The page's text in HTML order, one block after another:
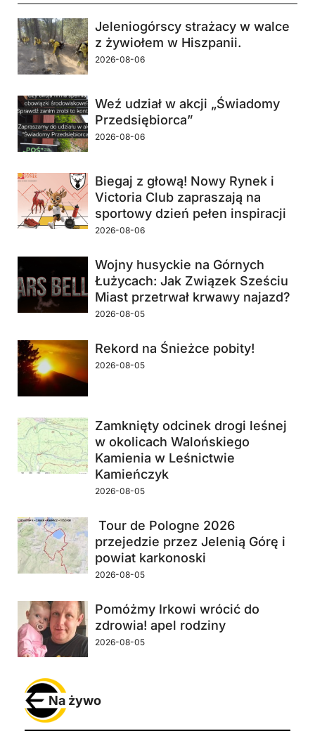
Jeleniogórscy strażacy w walce
z żywiołem w Hiszpanii.
2026-08-06
Weź udział w akcji „Świadomy
Przedsiębiorca”
2026-08-06
Biegaj z głową! Nowy Rynek i
Victoria Club zapraszają na
sportowy dzień pełen inspiracji
2026-08-06
Wojny husyckie na Górnych
Łużycach: Jak Związek Sześciu
Miast przetrwał krwawy najazd?
2026-08-05
Rekord na Śnieżce pobity!
2026-08-05
Zamknięty odcinek drogi leśnej
w okolicach Walońskiego
Kamienia w Leśnictwie
Kamieńczyk
2026-08-05
Tour de Pologne 2026
przejedzie przez Jelenią Górę i
powiat karkonoski
2026-08-05
Pomóżmy Irkowi wrócić do
zdrowia! apel rodziny
2026-08-05
Na żywo